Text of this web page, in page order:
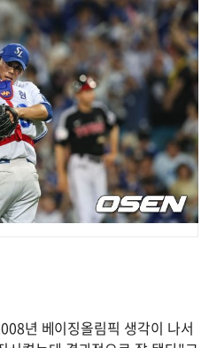
년 베이징올림픽 생각이 나서